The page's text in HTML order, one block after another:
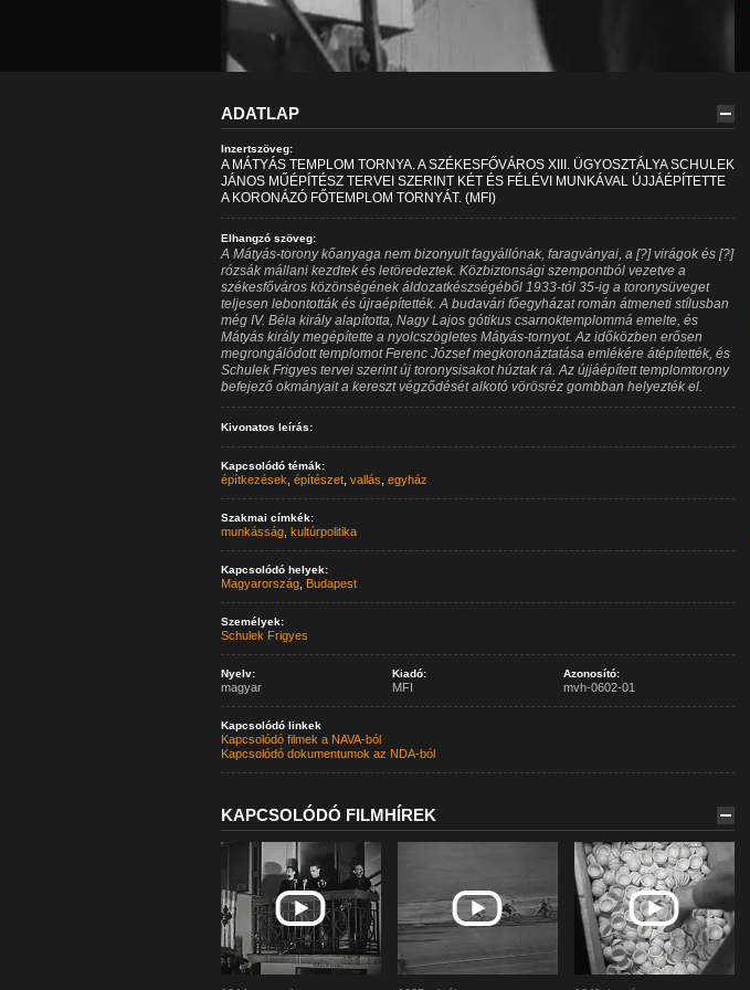
ADATLAP
Inzertszöveg:
A MÁTYÁS TEMPLOM TORNYA. A SZÉKESFŐVÁROS XIII. ÜGYOSZTÁLYA SCHULEK
JÁNOS MŰÉPÍTÉSZ TERVEI SZERINT KÉT ÉS FÉLÉVI MUNKÁVAL ÚJJÁÉPÍTETTE
A KORONÁZÓ FŐTEMPLOM TORNYÁT. (MFI)
Elhangzó szöveg:
A Mátyás-torony kőanyaga nem bizonyult fagyállónak, faragványai, a [?] virágok és [?]
rózsák mállani kezdtek és letöredeztek. Közbiztonsági szempontból vezetve a
székesfőváros közönségének áldozatkészségéből 1933-tól 35-ig a toronysüveget
teljesen lebontották és újraépítették. A budavári főegyházat román átmeneti stílusban
még IV. Béla király alapította, Nagy Lajos gótikus csarnoktemplommá emelte, és
Mátyás király megépítette a nyolcszögletes Mátyás-tornyot. Az időközben erősen
megrongálódott templomot Ferenc József megkoronáztatása emlékére átépítették, és
Schulek Frigyes tervei szerint új toronysisakot húztak rá. Az újjáépített templomtorony
befejező okmányait a kereszt végződését alkotó vörösréz gombban helyezték el.
Kivonatos leírás:
Kapcsolódó témák:
építkezések építészet, vallás egyház
Szakmai címkék:
munkásság, kultúrpolitika
Kapcsolódó helyek:
Magyarország, Budapest
Személyek:
Schulek Frigyes
Nyelv:
magyar
Kiadó:
MFI
Azonosító:
mvh-0602-01
Kapcsolódó linkek
Kapcsolódó filmek a NAVA-ból
Kapcsolódó dokumentumok az NDA-ból
KAPCSOLÓDÓ FILMHÍREK